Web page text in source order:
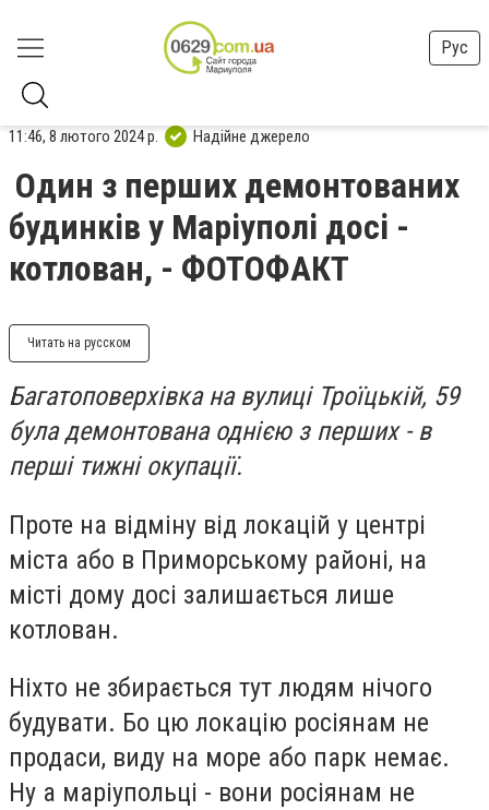
Рус
11:46, 8 лютого 2024 р. Надійне джерело
Один з перших демонтованих
будинків у Маріуполі досі -
котлован, - ФОТОФАКТ
Читать на русском
Багатоповерхівка на вулиці Троїцькій, 59
була демонтована однією з перших - в
перші тижні окупації.
Проте на відміну від локацій у центрі
міста або в Приморському районі, на
місті дому досі залишається лише
котлован.
Ніхто не збирається тут людям нічого
будувати. Бо цю локацію росіянам не
продаси, виду на море або парк немає.
Ну а маріупольці - вони росіянам не